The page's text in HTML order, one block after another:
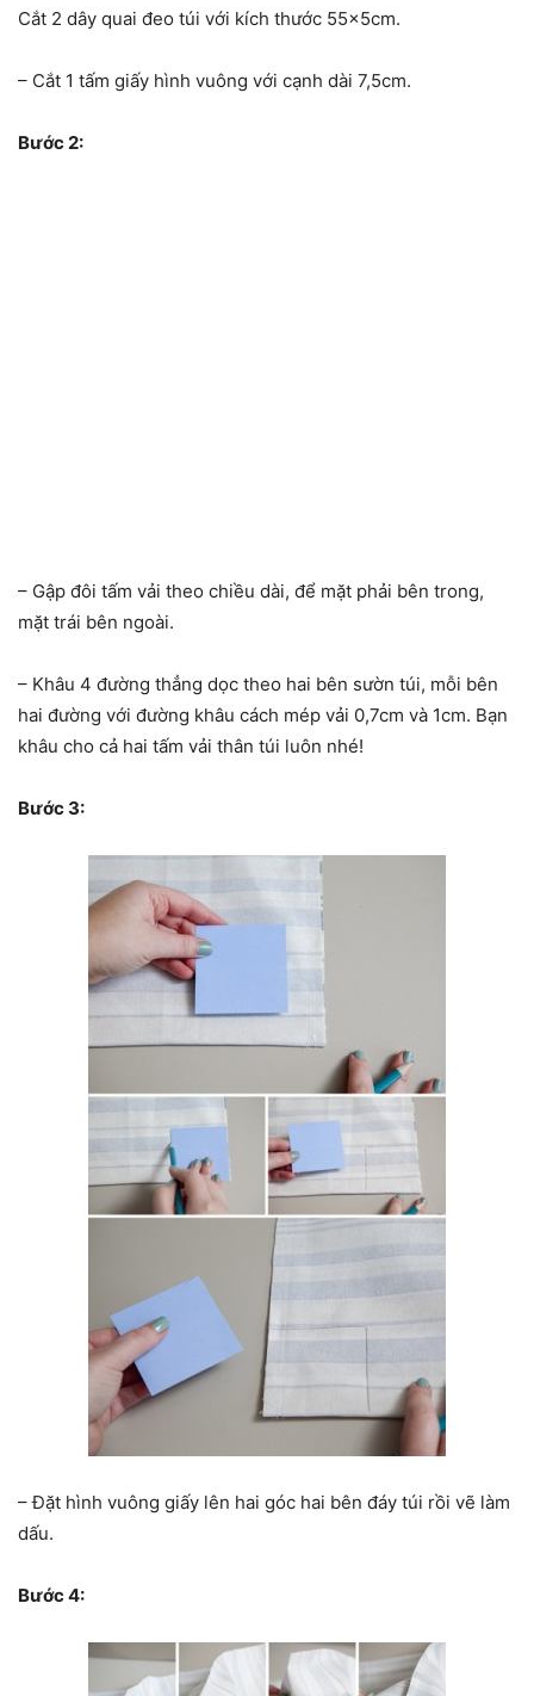
Cắt 2 dây quai đeo túi với kích thước 55x5cm.
– Cắt 1 tấm giấy hình vuông với cạnh dài 7,5cm.
Bước 2:
– Gập đôi tấm vải theo chiều dài, để mặt phải bên trong,
mặt trái bên ngoài.
– Khâu 4 đường thẳng dọc theo hai bên sườn túi, mỗi bên
hai đường với đường khâu cách mép vải 0,7cm và 1cm. Bạn
khâu cho cả hai tấm vải thân túi luôn nhé!
Bước 3:
– Đặt hình vuông giấy lên hai góc hai bên đáy túi rồi vẽ làm
dấu.
Bước 4: